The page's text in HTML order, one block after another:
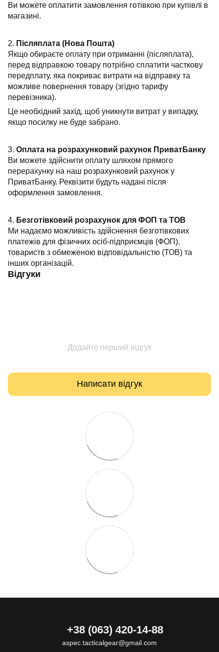
Ви можете оплатити замовлення готівкою при купівлі в
магазині.
2. Післяплата (Нова Пошта)
Якщо обираєте оплату при отриманні (післяплата),
перед відправкою товару потрібно сплатити часткову
передплату, яка покриває витрати на відправку та
можливе повернення товару (згідно тарифу
перевізника).
Це необхідний захід, щоб уникнути витрат у випадку,
якщо посилку не буде забрано.
3. Оплата на розрахунковий рахунок ПриватБанку
Ви можете здійснити оплату шляхом прямого
перерахунку на наш розрахунковий рахунок у
ПриватБанку. Реквізити будуть надані після
оформлення замовлення.
4. Безготівковий розрахунок для ФОП та ТОВ
Ми надаємо можливість здійснення безготівкових
платежів для фізичних осіб-підприємців (ФОП),
товариств з обмеженою відповідальністю (ТОВ) та
інших організацій.
Відгуки
Додайте перший відгук
Написати відгук
+38 (063) 420-14-88
aspec.tacticalgear@gmail.com